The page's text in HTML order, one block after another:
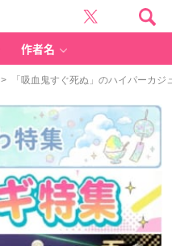
作者名
> 「吸血鬼すぐ死ぬ」のハイパーカジ